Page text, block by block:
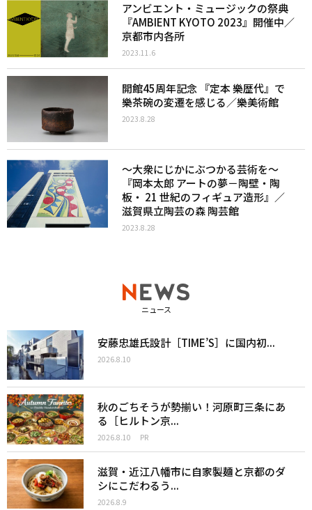
アンビエント・ミュージックの祭典
『AMBIENT KYOTO 2023』開催中／
京都市内各所
2023.11.6
開館45周年記念 『定本 樂歴代』で
樂茶碗の変遷を感じる／樂美術館
2023.8.28
〜大衆にじかにぶつかる芸術を〜
『岡本太郎 アートの夢－陶壁・陶
板・ 21 世紀のフィギュア造形』／
滋賀県立陶芸の森 陶芸館
2023.8.28
ニュース
安藤忠雄氏設計［TIME’S］に国内初...
2026.8.10
秋のごちそうが勢揃い！河原町三条にあ
る［ヒルトン京...
2026.8.10 PR
滋賀・近江八幡市に自家製麺と京都のダ
シにこだわるう...
2026.8.9